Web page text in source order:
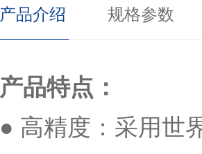
产品介绍 规格参数
产品特点：
● 高精度：采用世